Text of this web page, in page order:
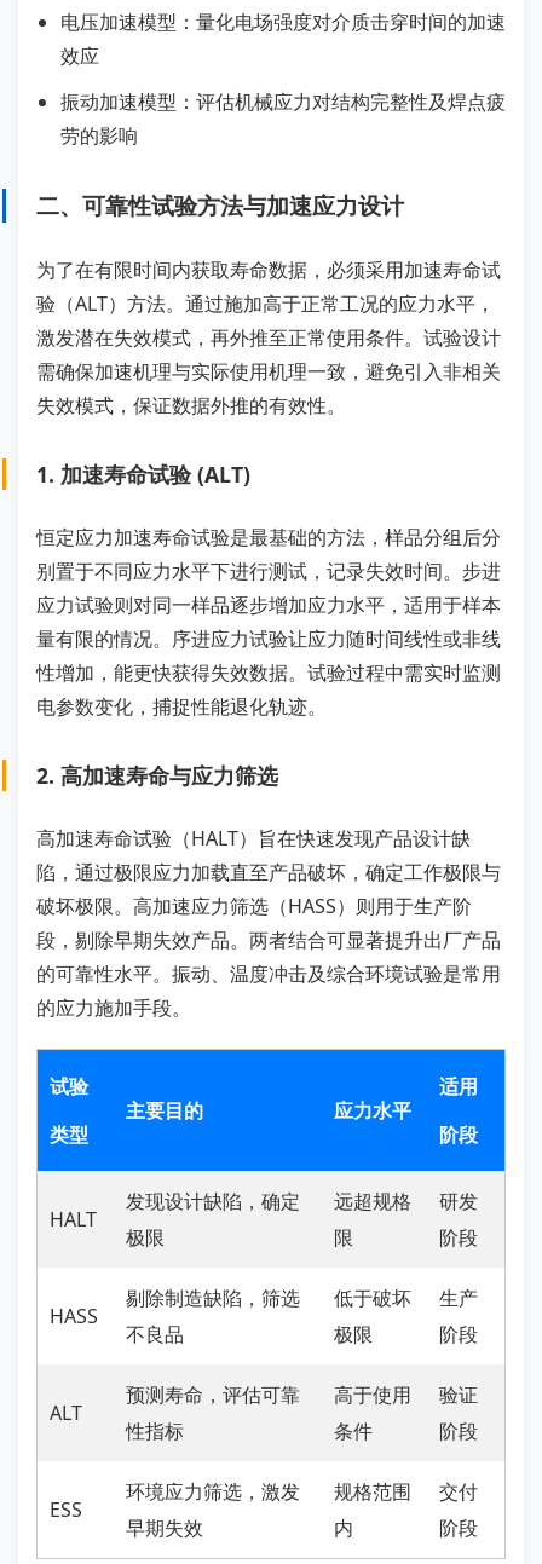
电压加速模型：量化电场强度对介质击穿时间的加速
效应
振动加速模型：评估机械应力对结构完整性及焊点疲
劳的影响
二、可靠性试验方法与加速应力设计
为了在有限时间内获取寿命数据，必须采用加速寿命试
验（ALT）方法。通过施加高于正常工况的应力水平，
激发潜在失效模式，再外推至正常使用条件。试验设计
需确保加速机理与实际使用机理一致，避免引入非相关
失效模式，保证数据外推的有效性。
1. 加速寿命试验 (ALT)
恒定应力加速寿命试验是最基础的方法，样品分组后分
别置于不同应力水平下进行测试，记录失效时间。步进
应力试验则对同一样品逐步增加应力水平，适用于样本
量有限的情况。序进应力试验让应力随时间线性或非线
性增加，能更快获得失效数据。试验过程中需实时监测
电参数变化，捕捉性能退化轨迹。
2. 高加速寿命与应力筛选
高加速寿命试验（HALT）旨在快速发现产品设计缺
陷，通过极限应力加载直至产品破坏，确定工作极限与
破坏极限。高加速应力筛选（HASS）则用于生产阶
段，剔除早期失效产品。两者结合可显著提升出厂产品
的可靠性水平。振动、温度冲击及综合环境试验是常用
的应力施加手段。
试验
类型
主要目的 应力水平
适用
阶段
HALT
发现设计缺陷，确定
极限
远超规格
限
研发
阶段
HASS
剔除制造缺陷，筛选
不良品
低于破坏
极限
生产
阶段
ALT
预测寿命，评估可靠
性指标
高于使用
条件
验证
阶段
ESS
环境应力筛选，激发
早期失效
规格范围
内
交付
阶段